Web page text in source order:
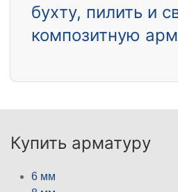
бухту, пилить и
композитную
Купить арматуру
6 мм